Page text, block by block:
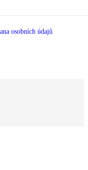
osobních údajů